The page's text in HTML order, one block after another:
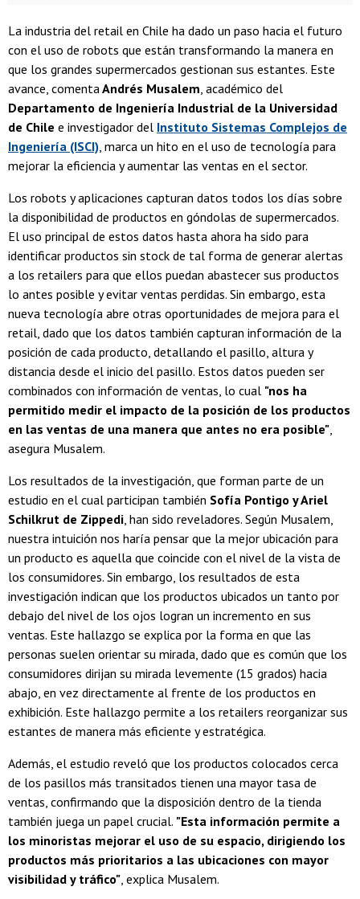
La industria del retail en Chile ha dado un paso hacia el futuro
con el uso de robots que están transformando la manera en
que los grandes supermercados gestionan sus estantes. Este
avance, comenta Andrés Musalem , académico del
Departamento de Ingeniería Industrial de la Universidad
de Chile e investigador del Instituto Sistemas Complejos de
Ingeniería (ISCI) , marca un hito en el uso de tecnología para
mejorar la eficiencia y aumentar las ventas en el sector.
Los robots y aplicaciones capturan datos todos los días sobre
la disponibilidad de productos en góndolas de supermercados.
El uso principal de estos datos hasta ahora ha sido para
identificar productos sin stock de tal forma de generar alertas
a los retailers para que ellos puedan abastecer sus productos
lo antes posible y evitar ventas perdidas. Sin embargo, esta
nueva tecnología abre otras oportunidades de mejora para el
retail, dado que los datos también capturan información de la
posición de cada producto, detallando el pasillo, altura y
distancia desde el inicio del pasillo. Estos datos pueden ser
combinados con información de ventas, lo cual "nos ha
permitido medir el impacto de la posición de los productos
en las ventas de una manera que antes no era posible"
asegura Musalem.
Los resultados de la investigación, que forman parte de un
estudio en el cual participan también Sofía Pontigo y Ariel
Schilkrut de Zippedi , han sido reveladores. Según Musalem,
nuestra intuición nos haría pensar que la mejor ubicación para
un producto es aquella que coincide con el nivel de la vista de
los consumidores. Sin embargo, los resultados de esta
investigación indican que los productos ubicados un tanto por
debajo del nivel de los ojos logran un incremento en sus
ventas. Este hallazgo se explica por la forma en que las
personas suelen orientar su mirada, dado que es común que los
consumidores dirijan su mirada levemente (15 grados) hacia
abajo, en vez directamente al frente de los productos en
exhibición. Este hallazgo permite a los retailers reorganizar sus
estantes de manera más eficiente y estratégica.
Además, el estudio reveló que los productos colocados cerca
de los pasillos más transitados tienen una mayor tasa de
ventas, confirmando que la disposición dentro de la tienda
también juega un papel crucial. "Esta información permite a
los minoristas mejorar el uso de su espacio, dirigiendo los
productos más prioritarios a las ubicaciones con mayor
visibilidad y tráfico" , explica Musalem.